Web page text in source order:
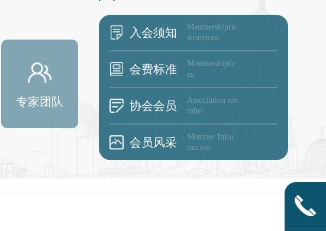
专家团队
入会须知
MembershipIn
structions
会费标准
Membershipfe
es
协会会员
Association me
mber
会员风采
Member Infor
mation